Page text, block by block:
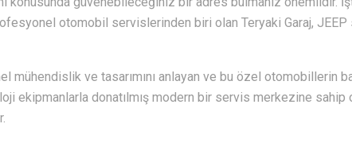
otomobil servislerinden biri olan Teryaki Garaj,
mühendislik ve tasarımını anlayan ve bu özel otomobillerin
ekipmanlarla donatılmış modern bir servis merkezine sahip